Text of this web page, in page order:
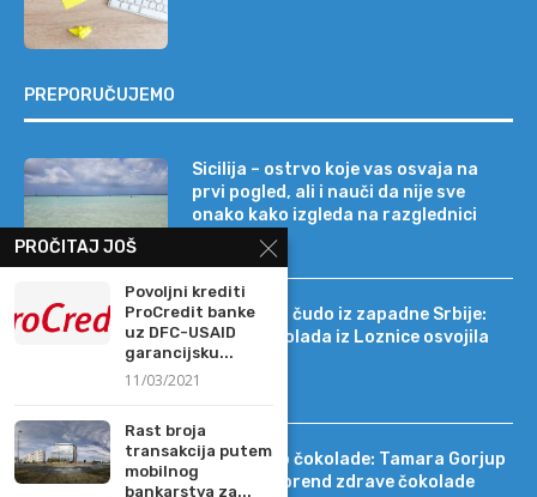
PREPORUČUJEMO
Sicilija – ostrvo koje vas osvaja na
prvi pogled, ali i nauči da nije sve
onako kako izgleda na razglednici
Tehnološko čudo iz zapadne Srbije:
kako je čokolada iz Loznice osvojila
22 tržišta
Od DIF-a do čokolade: Tamara Gorjup
pokrenula brend zdrave čokolade
PROČITAJ JOŠ
Povoljni krediti
ProCredit banke
uz DFC-USAID
garancijsku...
11/03/2021
Rast broja
transakcija putem
mobilnog
bankarstva za...